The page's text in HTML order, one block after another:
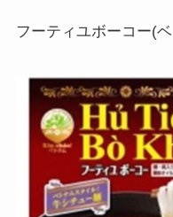
フーティユボーコー(